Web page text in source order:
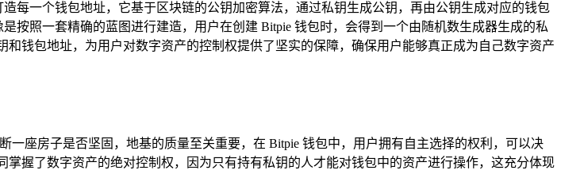
每一个钱包地址，它基于区块链的公钥加密算法，通过私钥生成公钥，再由公钥生成对应的钱包
按照一套精确的蓝图进行建造，用户在创建 Bitpie 钱包时，会得到一个由随机数生成器生成的私
钱包地址，为用户对数字资产的控制权提供了坚实的保障，确保用户能够真正成为自己数字资产
座房子是否坚固，地基的质量至关重要，在 Bitpie 钱包中，用户拥有自主选择的权利，可以决
握了数字资产的绝对控制权，因为只有持有私钥的人才能对钱包中的资产进行操作，这充分体现